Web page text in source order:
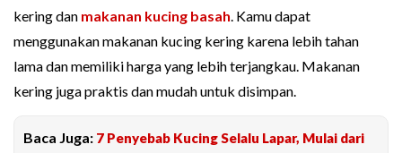
kering dan makanan kucing basah . Kamu dapat
menggunakan makanan kucing kering karena lebih tahan
lama dan memiliki harga yang lebih terjangkau. Makanan
kering juga praktis dan mudah untuk disimpan.
Baca Juga: 7 Penyebab Kucing Selalu Lapar, Mulai dari